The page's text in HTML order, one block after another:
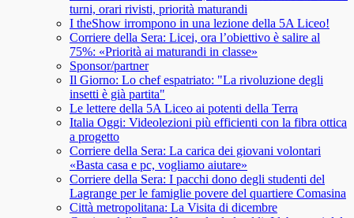
turni, orari rivisti, priorità maturandi
I theShow irrompono in una lezione della 5A Liceo!
Corriere della Sera: Licei, ora l’obiettivo è salire al
75%: «Priorità ai maturandi in classe»
Sponsor/partner
Il Giorno: Lo chef espatriato: "La rivoluzione degli
insetti è già partita"
Le lettere della 5A Liceo ai potenti della Terra
Italia Oggi: Videolezioni più efficienti con la fibra ottica
a progetto
Corriere della Sera: La carica dei giovani volontari
«Basta casa e pc, vogliamo aiutare»
Corriere della Sera: I pacchi dono degli studenti del
Lagrange per le famiglie povere del quartiere Comasina
Città metropolitana: La Visita di dicembre